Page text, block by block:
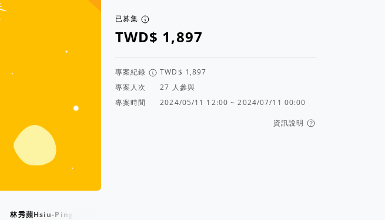
已募集
專案紀錄
專案人次
人參與
專案時間
2024/05/11 12:00 ~ 2024/07/11 00:00
資訊說明
林秀蘋Hsiu-Ping...